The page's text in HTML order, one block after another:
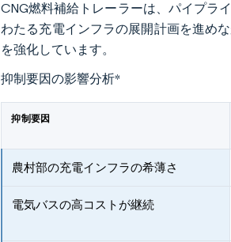
CNG燃料補給トレーラーは、パイプラ
わたる充電インフラの展開計画を進め
を強化しています。
抑制要因の影響分析*
抑制要因
農村部の充電インフラの希薄さ
電気バスの高コストが継続